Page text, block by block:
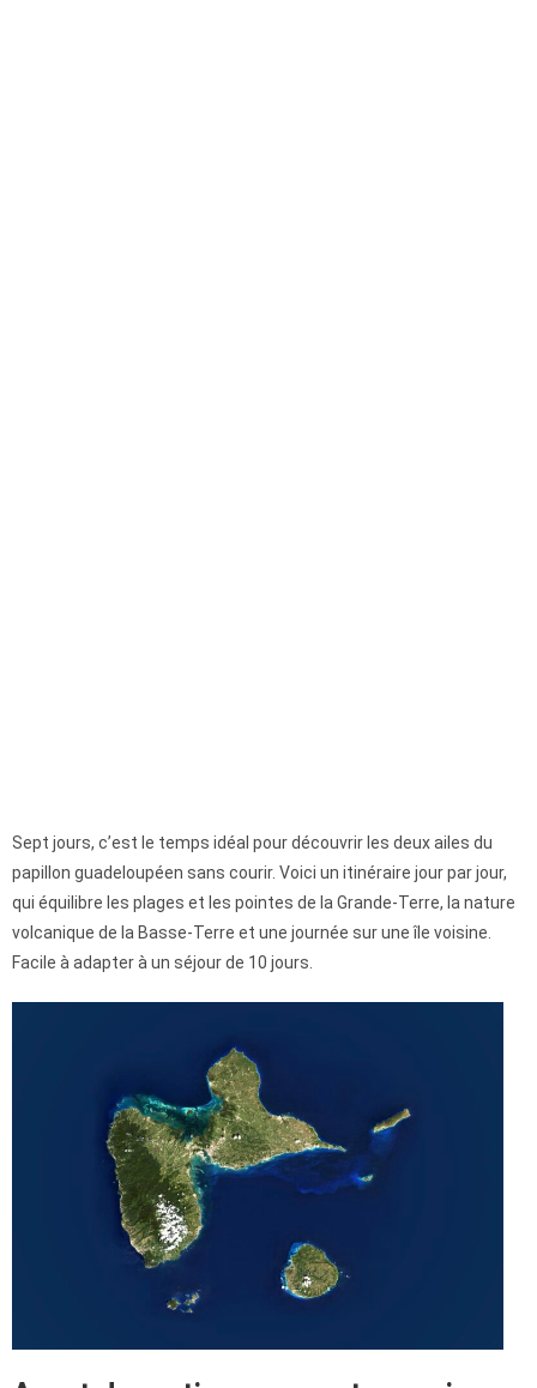
Sept jours, c’est le temps idéal pour découvrir les deux ailes du
papillon guadeloupéen sans courir. Voici un itinéraire jour par jour,
qui équilibre les plages et les pointes de la Grande-Terre, la nature
volcanique de la Basse-Terre et une journée sur une île voisine.
Facile à adapter à un séjour de 10 jours.